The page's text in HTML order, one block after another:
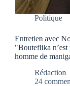
Politique
Entretien avec
"Bouteflika n’est
homme de
Rédaction
24